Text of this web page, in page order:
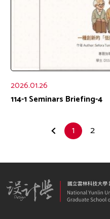
2026.01.26
114-1 Seminars Briefing-4
1 2